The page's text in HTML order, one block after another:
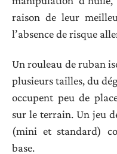
raison de leur
l’absence de risque
Un rouleau de ruban
plusieurs tailles, du
occupent peu de
sur le terrain. Un jeu
(mini et standard)
base.